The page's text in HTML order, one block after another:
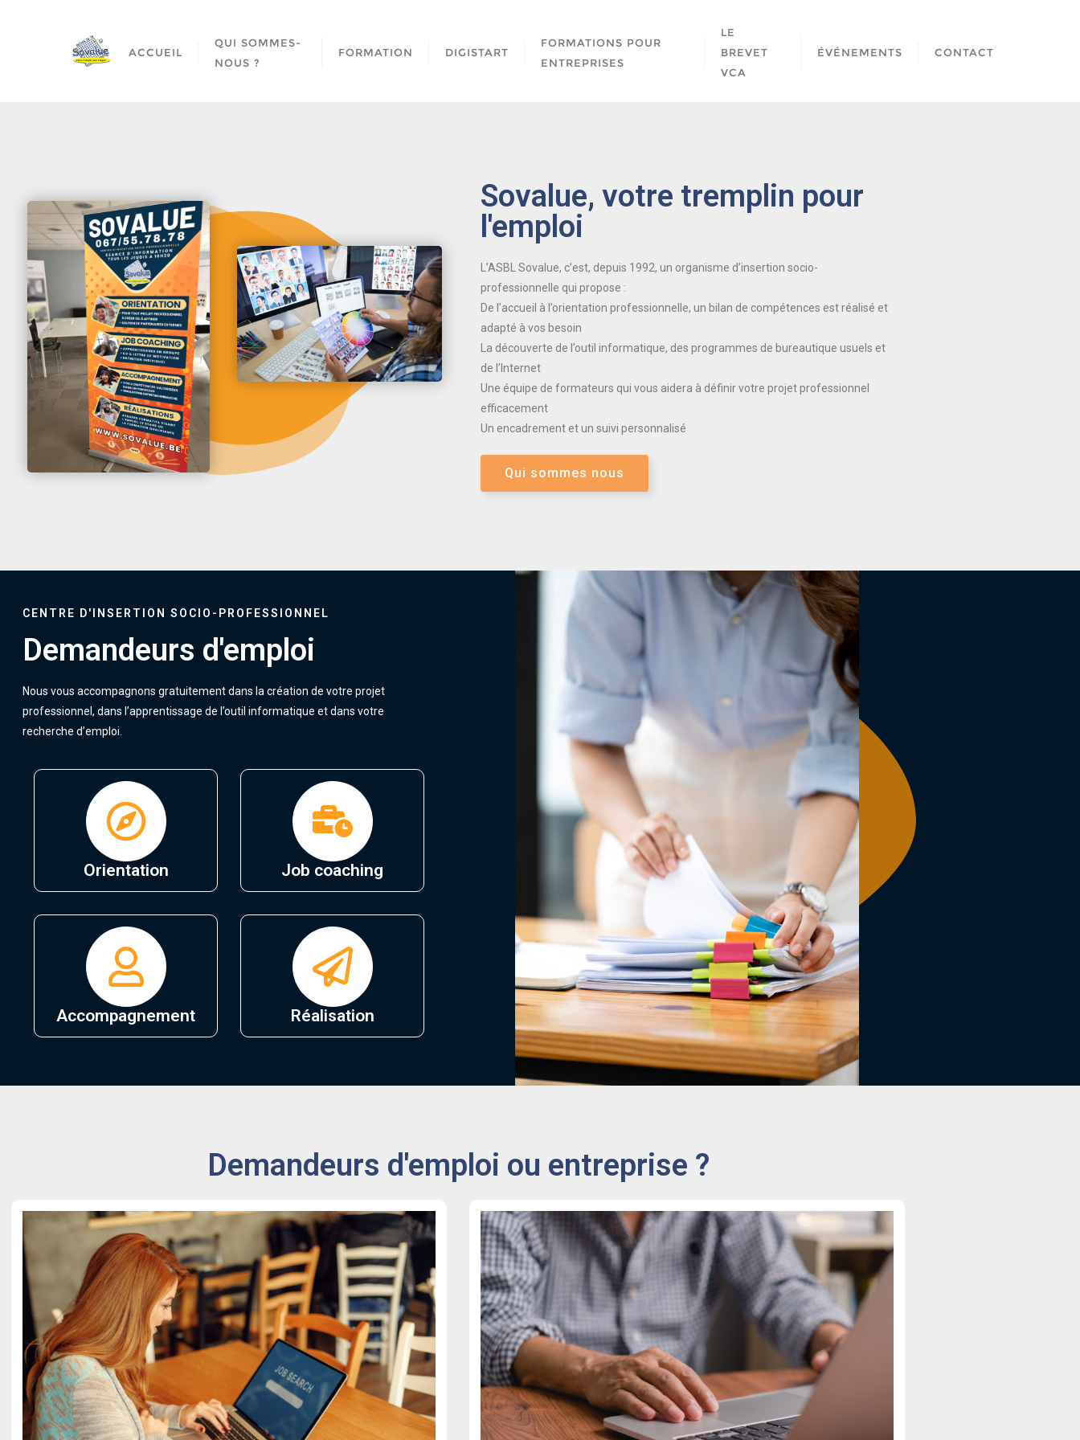
ACCUEIL
QUI SOMMES-
NOUS ?
FORMATION DIGISTART
FORMATIONS POUR
ENTREPRISES
LE
BREVET
VCA
ÉVÉNEMENTS CONTACT
Sovalue, votre tremplin pour
l'emploi
L’ASBL Sovalue, c’est, depuis 1992, un organisme d’insertion socio-
professionnelle qui propose :
De l’accueil à l’orientation professionnelle, un bilan de compétences est réalisé et
adapté à vos besoin
La découverte de l’outil informatique, des programmes de bureautique usuels et
de l’Internet
Une équipe de formateurs qui vous aidera à définir votre projet professionnel
efficacement
Un encadrement et un suivi personnalisé
Qui sommes nous
CENTRE D'INSERTION SOCIO-PROFESSIONNEL
Demandeurs d'emploi
Nous vous accompagnons gratuitement dans la création de votre projet
professionnel, dans l’apprentissage de l’outil informatique et dans votre
recherche d’emploi.
Orientation Job coaching
Accompagnement Réalisation
Demandeurs d'emploi ou entreprise ?